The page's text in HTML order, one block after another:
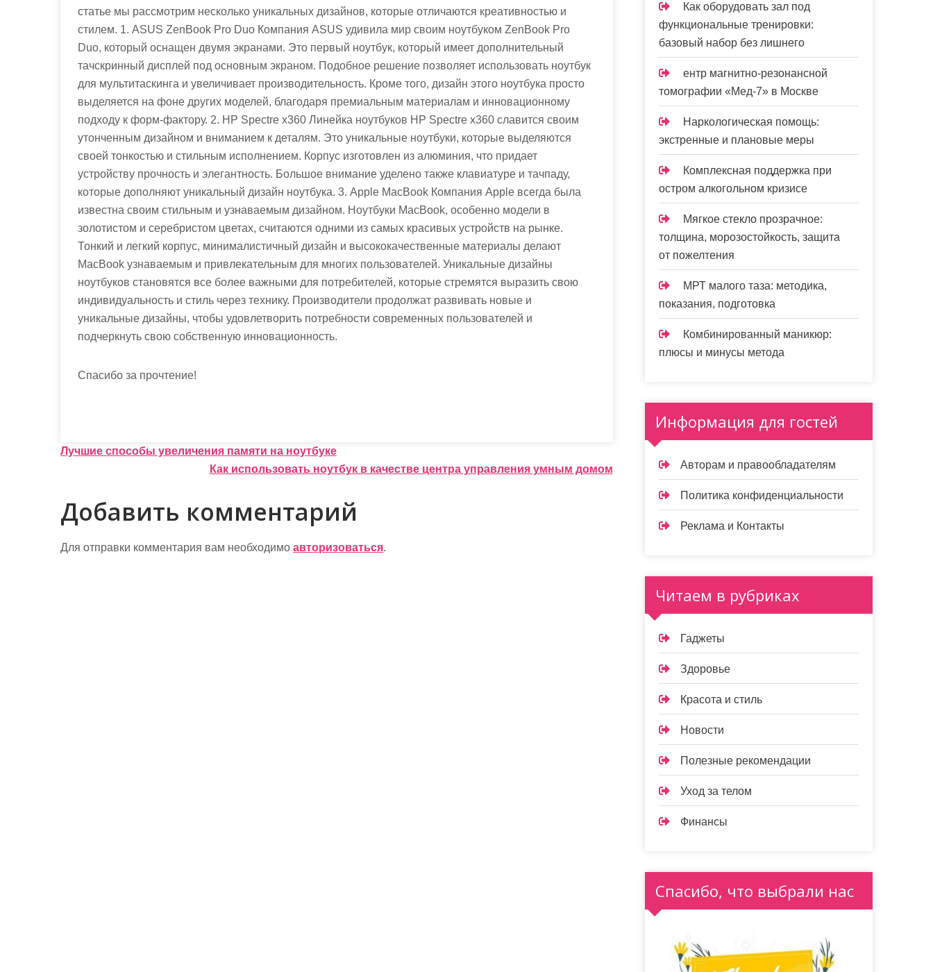
статье мы рассмотрим несколько уникальных дизайнов, которые отличаются креативностью и
стилем. 1. ASUS ZenBook Pro Duo Компания ASUS удивила мир своим ноутбуком ZenBook Pro
Duo, который оснащен двумя экранами. Это первый ноутбук, который имеет дополнительный
тачскринный дисплей под основным экраном. Подобное решение позволяет использовать ноутбук
для мультитаскинга и увеличивает производительность. Кроме того, дизайн этого ноутбука просто
выделяется на фоне других моделей, благодаря премиальным материалам и инновационному
подходу к форм-фактору. 2. HP Spectre x360 Линейка ноутбуков HP Spectre x360 славится своим
утонченным дизайном и вниманием к деталям. Это уникальные ноутбуки, которые выделяются
своей тонкостью и стильным исполнением. Корпус изготовлен из алюминия, что придает
устройству прочность и элегантность. Большое внимание уделено также клавиатуре и тачпаду,
которые дополняют уникальный дизайн ноутбука. 3. Apple MacBook Компания Apple всегда была
известна своим стильным и узнаваемым дизайном. Ноутбуки MacBook, особенно модели в
золотистом и серебристом цветах, считаются одними из самых красивых устройств на рынке.
Тонкий и легкий корпус, минималистичный дизайн и высококачественные материалы делают
MacBook узнаваемым и привлекательным для многих пользователей. Уникальные дизайны
ноутбуков становятся все более важными для потребителей, которые стремятся выразить свою
индивидуальность и стиль через технику. Производители продолжат развивать новые и
уникальные дизайны, чтобы удовлетворить потребности современных пользователей и
подчеркнуть свою собственную инновационность.
Спасибо за прочтение!
Н
в
и
г
Лучшие способы увеличения памяти на ноутбуке
Как использовать ноутбук в качестве центра управления умным домом
Добавить комментарий
Для отправки комментария вам необходимо авторизоваться.
Как оборудовать зал под
функциональные тренировки:
базовый набор без лишнего
ентр магнитно-резонансной
томографии «Мед-7» в Москве
Наркологическая помощь:
экстренные и плановые меры
Комплексная поддержка при
остром алкогольном кризисе
Мягкое стекло прозрачное:
толщина, морозостойкость, защита
от пожелтения
МРТ малого таза: методика,
показания, подготовка
Комбинированный маникюр:
плюсы и минусы метода
Информация для гостей
Авторам и правообладателям
Политика конфиденциальности
Реклама и Контакты
Читаем в рубриках
Гаджеты
Здоровье
Красота и стиль
Новости
Полезные рекомендации
Уход за телом
Финансы
Спасибо, что выбрали нас